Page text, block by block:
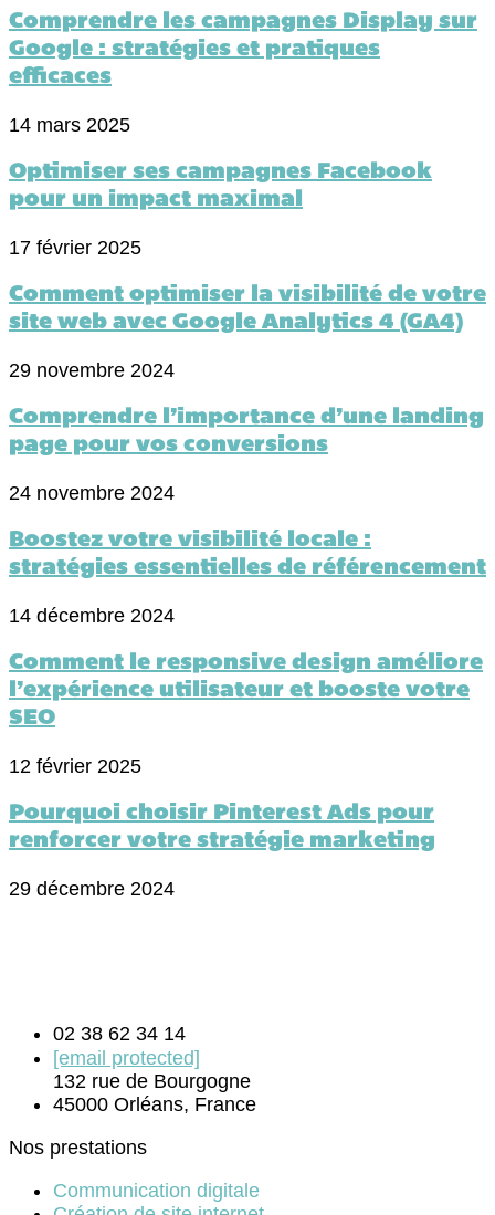
Comprendre les campagnes Display sur
Google : stratégies et pratiques
efficaces
14 mars 2025
Optimiser ses campagnes Facebook
pour un impact maximal
17 février 2025
Comment optimiser la visibilité de votre
site web avec Google Analytics 4 (GA4)
29 novembre 2024
Comprendre l’importance d’une landing
page pour vos conversions
24 novembre 2024
Boostez votre visibilité locale :
stratégies essentielles de référencement
14 décembre 2024
Comment le responsive design améliore
l’expérience utilisateur et booste votre
SEO
12 février 2025
Pourquoi choisir Pinterest Ads pour
renforcer votre stratégie marketing
29 décembre 2024
02 38 62 34 14
[email protected]
132 rue de Bourgogne
45000 Orléans, France
Nos prestations
Communication digitale